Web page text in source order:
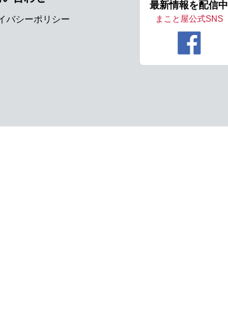
バシーポリシー
最新情報を配信中
まこと屋公式SNS